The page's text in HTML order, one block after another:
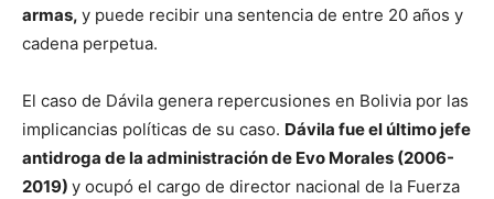
armas, y puede recibir una sentencia de entre 20 años y
cadena perpetua.
El caso de Dávila genera repercusiones en Bolivia por las
implicancias políticas de su caso. Dávila fue el último jefe
antidroga de la administración de Evo Morales (2006-
2019) y ocupó el cargo de director nacional de la Fuerza